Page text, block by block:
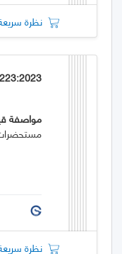
نظرة
مواصفة
مستحضرات
نظرة